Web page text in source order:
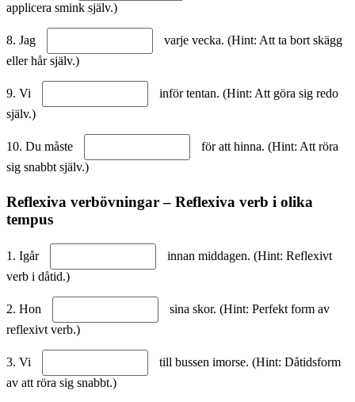
applicera smink själv.)
8. Jag
varje vecka. (Hint: Att ta bort skägg
eller hår själv.)
9. Vi
inför tentan. (Hint: Att göra sig redo
själv.)
10. Du måste
för att hinna. (Hint: Att röra
sig snabbt själv.)
Reflexiva verbövningar – Reflexiva verb i olika
tempus
1. Igår
innan middagen. (Hint: Reflexivt
verb i dåtid.)
2. Hon
sina skor. (Hint: Perfekt form av
reflexivt verb.)
3. Vi
till bussen imorse. (Hint: Dåtidsform
av att röra sig snabbt.)